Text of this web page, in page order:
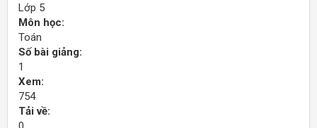
Lớp 5
Môn học:
Toán
Số bài giảng:
1
Xem:
754
Tải về: